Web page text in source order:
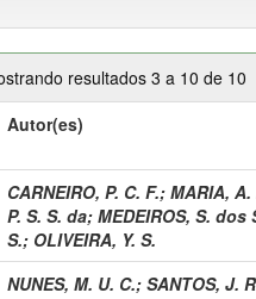
resultados 3 a 10 de 10
Autor(es)
CARNEIRO, P. C. F.; MARIA, A.
P. S. S. da; MEDEIROS, S. dos
S.; OLIVEIRA, Y. S.
NUNES, M. U. C.; SANTOS, J.